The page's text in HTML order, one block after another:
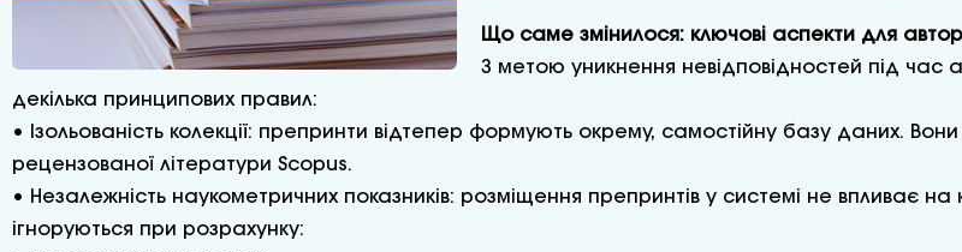
Що саме змінилося: ключові аспекти для
З метою уникнення невідповідностей під час
декілька принципових правил:
• Ізольованість колекції: препринти відтепер формують окрему, самостійну базу даних.
рецензованої літератури Scopus.
• Незалежність наукометричних показників: розміщення препринтів у системі не впливає на
ігноруються при розрахунку: